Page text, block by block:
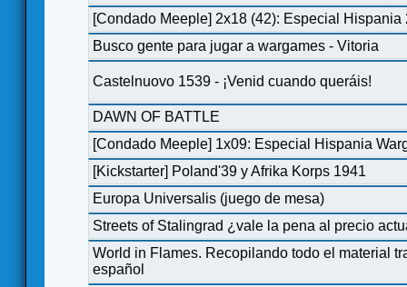
[Condado Meeple] 2x18 (42): Especial Hispania
Busco gente para jugar a wargames - Vitoria
Castelnuovo 1539 - ¡Venid cuando queráis!
DAWN OF BATTLE
[Condado Meeple] 1x09: Especial Hispania
[Kickstarter] Poland'39 y Afrika Korps 1941
Europa Universalis (juego de mesa)
Streets of Stalingrad ¿vale la pena al precio
World in Flames. Recopilando todo el material
español